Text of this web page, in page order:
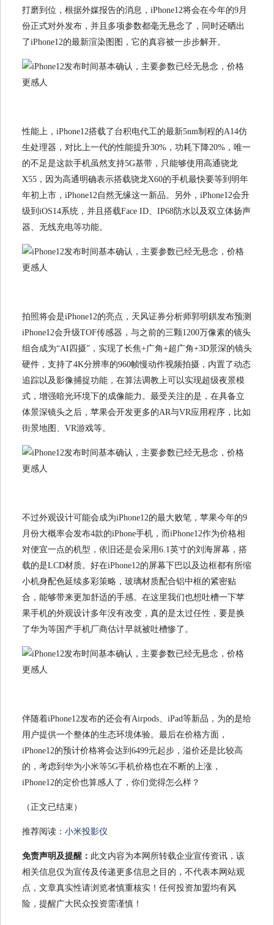
打磨到位，根据外媒报告的消息，iPhone12将会在今年的9月
份正式对外发布，并且多项参数都毫无悬念了，同时还晒出
了iPhone12的最新渲染图图，它的真容被一步步解开。
性能上，iPhone12搭载了台积电代工的最新5nm制程的A14仿
生处理器，对比上一代的性能提升30%，功耗下降20%，唯一
的不足是这款手机虽然支持5G基带，只能够使用高通骁龙
X55，因为高通明确表示搭载骁龙X60的手机最快要等到明年
年初上市，iPhone12自然无缘这一新品。另外，iPhone12会升
级到iOS14系统，并且搭载Face ID、IP68防水以及双立体扬声
器、无线充电等功能。
拍照将会是iPhone12的亮点，天风证券分析师郭明錤发布预测
iPhone12会升级TOF传感器，与之前的三颗1200万像素的镜头
组合成为“AI四摄”，实现了长焦+广角+超广角+3D景深的镜头
硬件，支持了4K分辨率的960帧慢动作视频拍摄，内置了动态
追踪以及影像捕捉功能，在算法调教上可以实现超级夜景模
式，增强暗光环境下的成像能力。最受关注的是，在具备立
体景深镜头之后，苹果会开发更多的AR与VR应用程序，比如
街景地图、VR游戏等。
不过外观设计可能会成为iPhone12的最大败笔，苹果今年的9
月份大概率会发布4款的iPhone手机，而iPhone12作为价格相
对便宜一点的机型，依旧还是会采用6.1英寸的刘海屏幕，搭
载的是LCD材质。好在iPhone12的屏幕下巴以及边框都有所缩
小机身配色延续多彩策略，玻璃材质配合铝中框的紧密贴
合，能够带来更加舒适的手感。在这里我们也想吐槽一下苹
果手机的外观设计多年没有改变，真的是太过任性，要是换
了华为等国产手机厂商估计早就被吐槽惨了。
伴随着iPhone12发布的还会有Airpods、iPad等新品，为的是给
用户提供一个整体的生态环境体验。最后在价格方面，
iPhone12的预计价格将会达到6499元起步，溢价还是比较高
的，考虑到华为小米等5G手机价格也在不断的上涨，
iPhone12的定价也算感人了，你们觉得怎么样？
（正文已结束）
推荐阅读： 小米投影仪
免责声明及提醒： 此文内容为本网所转载企业宣传资讯，该
相关信息仅为宣传及传递更多信息之目的，不代表本网站观
点，文章真实性请浏览者慎重核实！任何投资加盟均有风
险，提醒广大民众投资需谨慎！